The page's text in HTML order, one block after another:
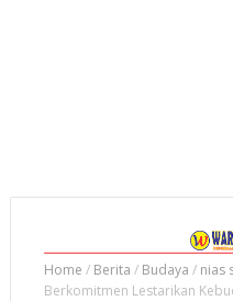
Home / Berita / Budaya / nias
Berkomitmen Lestarikan